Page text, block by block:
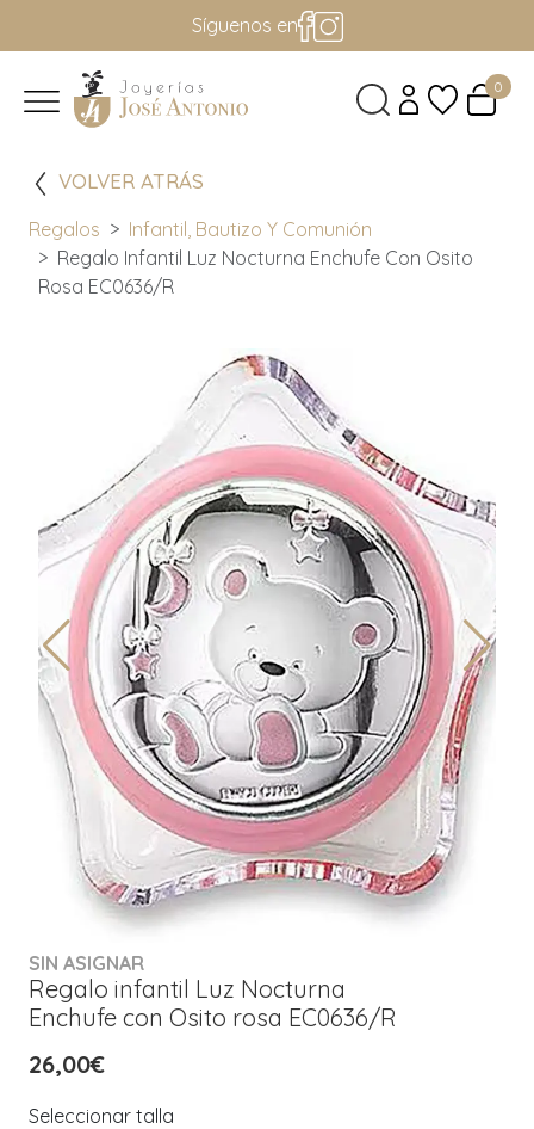
Síguenos en
0
VOLVER ATRÁS
Regalos
Infantil, Bautizo Y Comunión
Regalo Infantil Luz Nocturna Enchufe Con Osito
Rosa EC0636/R
SIN ASIGNAR
Regalo infantil Luz Nocturna
Enchufe con Osito rosa EC0636/R
26,00€
Seleccionar talla